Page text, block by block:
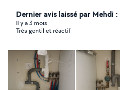
Dernier avis laissé par Mehdi
Il y a 3 mois
Très gentil et réactif